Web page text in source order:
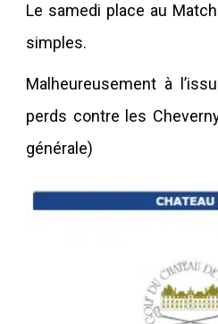
Le samedi place au
simples.
Malheureusement à
perds contre les
générale)